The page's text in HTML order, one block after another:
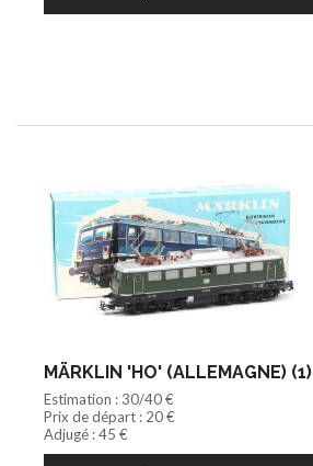
MÄRKLIN 'HO' (ALLEMAGNE) (1)
Estimation : 30/40 €
Prix de départ : 20 €
Adjugé : 45 €